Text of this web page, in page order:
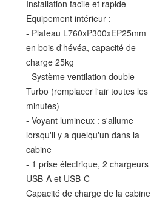
Installation facile et rapide
Equipement intérieur :
- Plateau L760xP300xEP25mm
en bois d'hévéa, capacité de
charge 25kg
- Système ventilation double
Turbo (remplacer l'air toutes les
minutes)
- Voyant lumineux : s'allume
lorsqu'il y a quelqu'un dans la
cabine
- 1 prise électrique, 2 chargeurs
USB-A et USB-C
Capacité de charge de la cabine